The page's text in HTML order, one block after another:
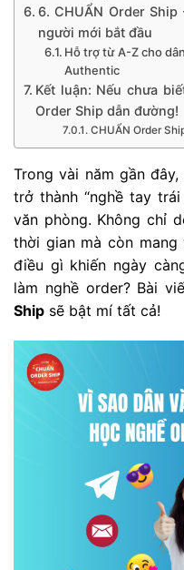
6. CHUẨN Order
người mới bắt đầu
Hỗ trợ từ A-Z cho
Authentic
Kết luận: Nếu chưa
Order Ship dẫn đường!
CHUẨN Order
Trong vài năm gần
trở thành “nghề tay
văn phòng. Không chỉ
thời gian mà còn
điều gì khiến ngày
làm nghề order? Bài
Ship sẽ bật mí tất cả!